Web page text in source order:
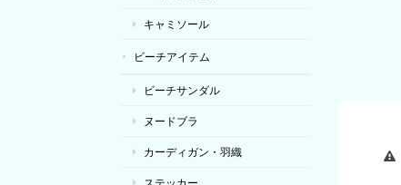
キャミソール
ビーチアイテム
ビーチサンダル
ヌードブラ
カーディガン・羽織